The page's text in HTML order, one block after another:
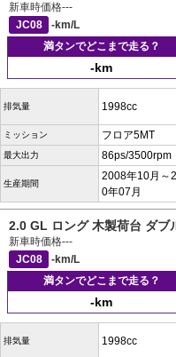
新車時価格---
JC08
-km/L
満タンでどこまで走る？
-km
排気量 1998cc
ミッション フロア5MT
最大出力 86ps/3500rpm
生産期間
2008年10月～
0年07月
2.0 GL ロング 木製荷台 ダブ
新車時価格---
JC08
-km/L
満タンでどこまで走る？
-km
排気量 1998cc